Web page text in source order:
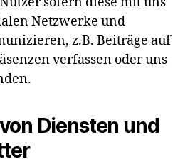
Netzwerke und
z.B. Beiträge auf
verfassen oder uns
Diensten und